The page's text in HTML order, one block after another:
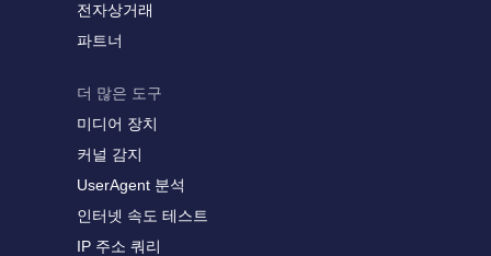
전자상거래
파트너
더 많은 도구
미디어 장치
커널 감지
UserAgent 분석
인터넷 속도 테스트
IP 주소 쿼리